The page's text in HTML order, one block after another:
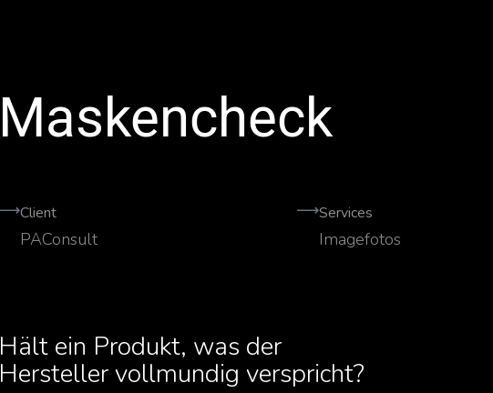
Maskencheck
Client
PAConsult
Services
Imagefotos
Hält ein Produkt, was der
Hersteller vollmundig verspricht?